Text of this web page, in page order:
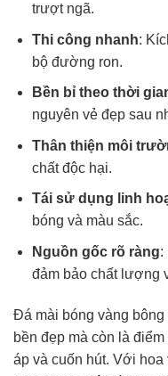
trượt ngã.
Thi công nhanh:
bộ đường ron.
Bền bỉ theo thời
nguyên vẻ đẹp sau
Thân thiện môi
chất độc hại.
Tái sử dụng linh
bóng và màu sắc.
Nguồn gốc rõ ràng:
đảm bảo chất lượng
Đá mài bóng vàng
bền đẹp mà còn là
áp và cuốn hút. Với